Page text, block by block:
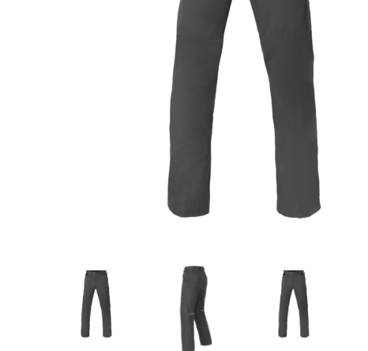
Accent sur